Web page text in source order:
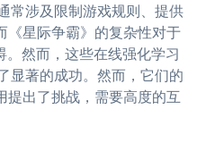
常涉及限制游戏规则、提供
《星际争霸》的复杂性对于
然而，这些在线强化学习
显著的成功。然而，它们的
提出了挑战，需要高度的互